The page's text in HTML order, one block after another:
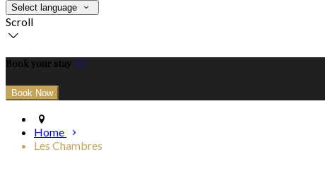
Select language
Scroll
Book your stay
Home
Les Chambres